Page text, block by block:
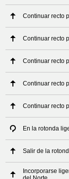
Continuar recto
Continuar recto
Continuar recto
Continuar recto
Continuar recto
En la rotonda
Salir de la
Incorporarse